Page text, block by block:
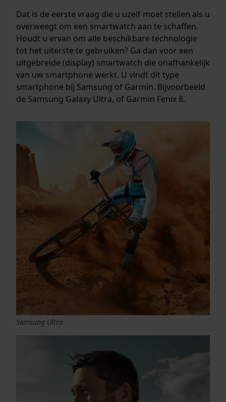
Dat is de eerste vraag die u uzelf moet stellen als u
overweegt om een smartwatch aan te schaffen.
Houdt u ervan om alle beschikbare technologie
tot het uiterste te gebruiken? Ga dan voor een
uitgebreide (display) smartwatch die onafhankelijk
van uw smartphone werkt. U vindt dit type
smartphone bij Samsung of Garmin. Bijvoorbeeld
de Samsung Galaxy Ultra, of Garmin Fenix 8.
Samsung Ultra